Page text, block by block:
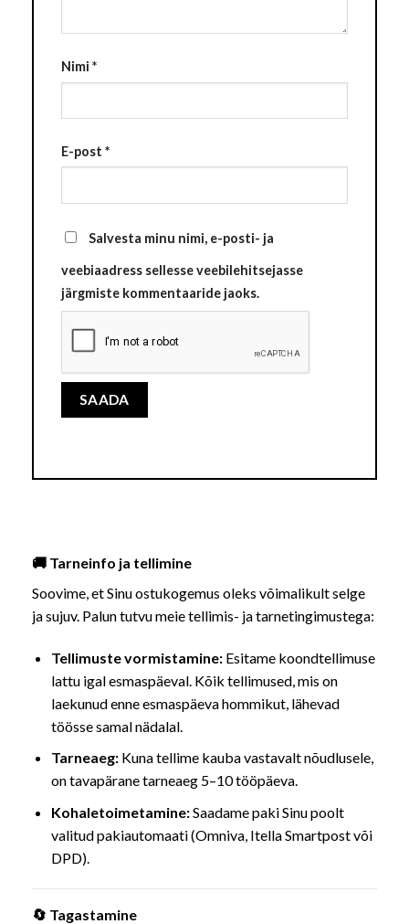
Nimi *
E-post *
Salvesta minu nimi, e-posti- ja
veebiaadress sellesse veebilehitsejasse
järgmiste kommentaaride jaoks.
🚚 Tarneinfo ja tellimine
Soovime, et Sinu ostukogemus oleks võimalikult selge
ja sujuv. Palun tutvu meie tellimis- ja tarnetingimustega:
Tellimuste vormistamine:Esitame koondtellimuse
lattu igal esmaspäeval. Kõik tellimused, mis on
laekunud enne esmaspäeva hommikut, lähevad
töösse samal nädalal.
Tarneaeg:Kuna tellime kauba vastavalt nõudlusele,
on tavapärane tarneaeg 5–10 tööpäeva.
Kohaletoimetamine:Saadame paki Sinu poolt
valitud pakiautomaati (Omniva, Itella Smartpost või
DPD).
🔄 Tagastamine